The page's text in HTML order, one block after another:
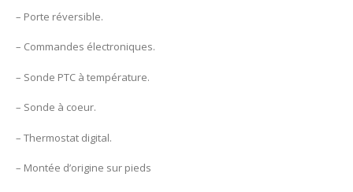
– Porte réversible.
– Commandes électroniques.
– Sonde PTC à température.
– Sonde à coeur.
– Thermostat digital.
– Montée d’origine sur pieds